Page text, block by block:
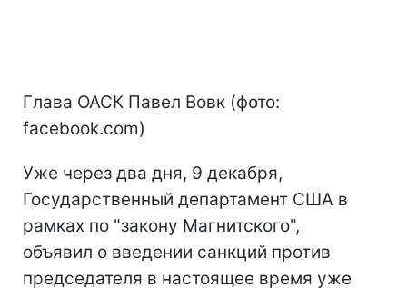
Глава ОАСК Павел Вовк (фото:
facebook.com)
Уже через два дня, 9 декабря,
Государственный департамент США в
рамках по "закону Магнитского",
объявил о введении санкций против
председателя в настоящее время уже